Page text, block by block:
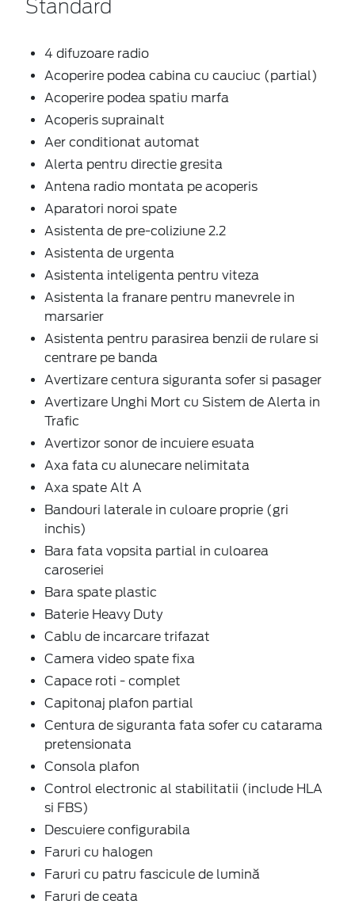
Standard
4 difuzoare radio
Acoperire podea cabina cu cauciuc (partial)
Acoperire podea spatiu marfa
Acoperis suprainalt
Aer conditionat automat
Alerta pentru directie gresita
Antena radio montata pe acoperis
Aparatori noroi spate
Asistenta de pre-coliziune 2.2
Asistenta de urgenta
Asistenta inteligenta pentru viteza
Asistenta la franare pentru manevrele in
marsarier
Asistenta pentru parasirea benzii de rulare si
centrare pe banda
Avertizare centura siguranta sofer si pasager
Avertizare Unghi Mort cu Sistem de Alerta in
Trafic
Avertizor sonor de incuiere esuata
Axa fata cu alunecare nelimitata
Axa spate Alt A
Bandouri laterale in culoare proprie (gri
inchis)
Bara fata vopsita partial in culoarea
caroseriei
Bara spate plastic
Baterie Heavy Duty
Cablu de incarcare trifazat
Camera video spate fixa
Capace roti - complet
Capitonaj plafon partial
Centura de siguranta fata sofer cu catarama
pretensionata
Consola plafon
Control electronic al stabilitatii (include HLA
si FBS)
Descuiere configurabila
Faruri cu halogen
Faruri cu patru fascicule de lumină
Faruri de ceata